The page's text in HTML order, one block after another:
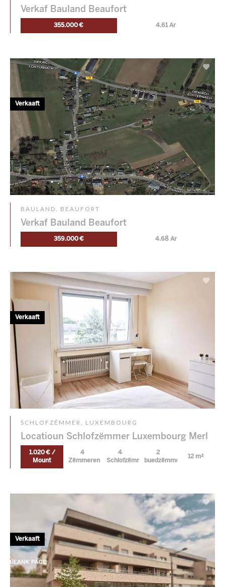
Verkaf Bauland Beaufort
355.000 € 4.61 Ar
BAULAND, BEAUFORT
Verkaf Bauland Beaufort
359.000 € 4.68 Ar
Verkaaft
SCHLOFZËMMER, LUXEMBOURG
Locatioun Schlofzëmmer Luxembourg Merl
1.020 € /
Mount
4
Zëmmeren
4
Schlofzëmmer
2
buedzëmmeren
12 m²
Verkaaft
Verkaaft